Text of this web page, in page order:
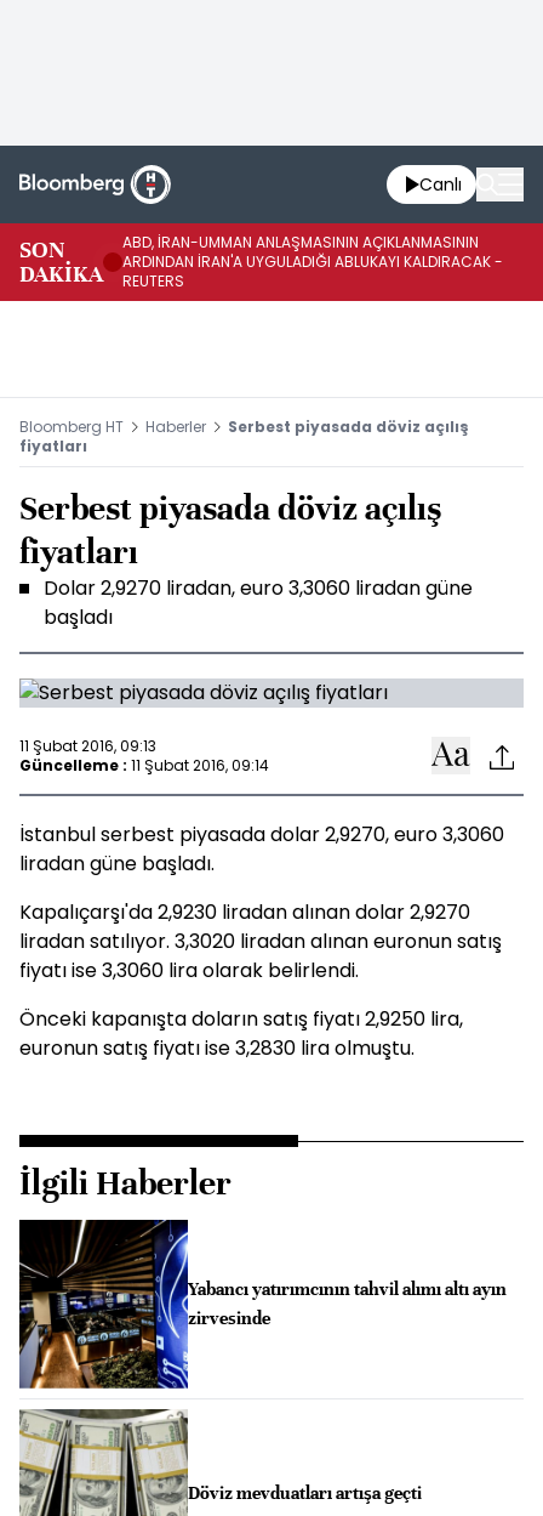
Canlı
SON
DAKİKA
ABD, İRAN-UMMAN ANLAŞMASININ AÇIKLANMASININ
ARDINDAN İRAN'A UYGULADIĞI ABLUKAYI KALDIRACAK -
REUTERS
Bloomberg HT Haberler
Serbest piyasada döviz açılış
fiyatları
Serbest piyasada döviz açılış
fiyatları
Dolar 2,9270 liradan, euro 3,3060 liradan güne
başladı
11 Şubat 2016, 09:13
Güncelleme : 11 Şubat 2016, 09:14
İstanbul serbest piyasada dolar 2,9270, euro 3,3060
liradan güne başladı.
Kapalıçarşı'da 2,9230 liradan alınan dolar 2,9270
liradan satılıyor. 3,3020 liradan alınan euronun satış
fiyatı ise 3,3060 lira olarak belirlendi.
Önceki kapanışta doların satış fiyatı 2,9250 lira,
euronun satış fiyatı ise 3,2830 lira olmuştu.
İlgili Haberler
Yabancı yatırımcının tahvil alımı altı ayın
zirvesinde
Döviz mevduatları artışa geçti